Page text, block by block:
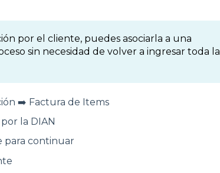
por el cliente, puedes asociarla a una
sin necesidad de volver a ingresar toda la
➡️ Factura de Items
la DIAN
para continuar